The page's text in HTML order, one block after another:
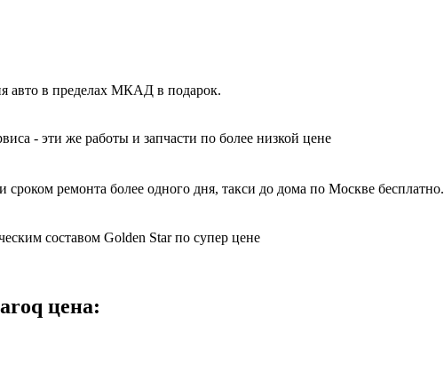
авто в пределах МКАД в подарок.
- эти же работы и запчасти по более низкой цене
ремонта более одного дня, такси до дома по Москве бесплатно.
составом Golden Star по супер цене
цена: